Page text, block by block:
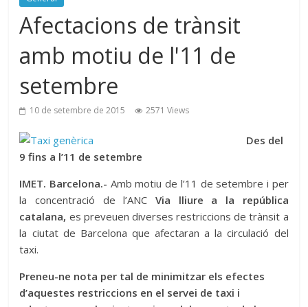
Afectacions de trànsit
amb motiu de l'11 de
setembre
10 de setembre de 2015 2571 Views
Des del
9 fins a l’11 de setembre
IMET. Barcelona.- Amb motiu de l’11 de setembre i per
la concentració de l’ANC Via lliure a la república
catalana, es preveuen diverses restriccions de trànsit a
la ciutat de Barcelona que afectaran a la circulació del
taxi.
Preneu-ne nota per tal de minimitzar els efectes
d’aquestes restriccions en el servei de taxi i